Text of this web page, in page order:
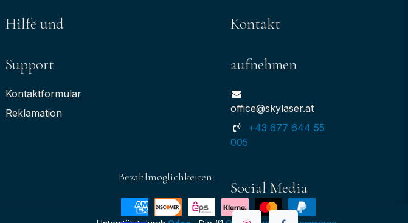
Bezahlmöglichkeiten:
Hilfe und
Support
Kontaktformular
Reklamation
Kontakt
aufnehmen
office@skylaser.at
+43 677 644 55
005
Social Media